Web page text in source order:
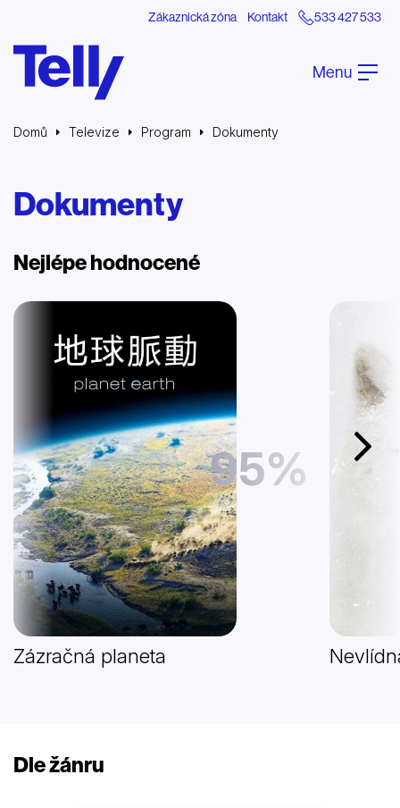
Zákaznická zóna Kontakt 533 427 533
Menu
Domů Televize Program Dokumenty
Dokumenty
Nejlépe hodnocené
Další
95%
Zázračná planeta
Dle žánru